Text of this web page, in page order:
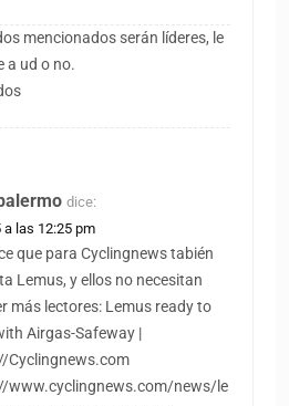
mencionados serán líderes, le
a ud o no.
dice:
a las 12:25 pm
que para Cyclingnews tabién
Lemus, y ellos no necesitan
más lectores: Lemus ready to
Airgas-Safeway |
Cyclingnews.com
www.cyclingnews.com/news/le